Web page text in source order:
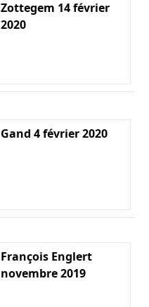
Zottegem 14 février
2020
Gand 4 février 2020
François Englert
novembre 2019